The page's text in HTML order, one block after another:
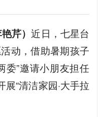
芹）近日，七星台
动，借助暑期孩子
委”邀请小朋友担任
展“清洁家园·大手拉